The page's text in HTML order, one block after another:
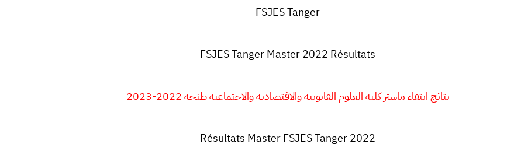
FSJESTanger
FSJESTanger Master 2022 Résultats
نتائج انتقاء ماستر كلية العلوم القانونية والاقتصادية والاجتماعية طنجة 2022-2023
Résultats Master FSJES Tanger 2022